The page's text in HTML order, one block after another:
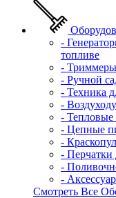
-
топливе
- Триммеры
- Ручной
- Техника
-
-
- Цепные
-
- Перчатки
-
-
Смотреть Все